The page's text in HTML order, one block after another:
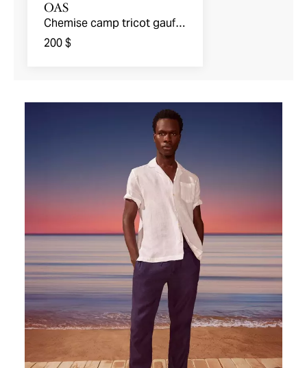
OAS
Chemise camp tricot gaufré
Cuba
200 $